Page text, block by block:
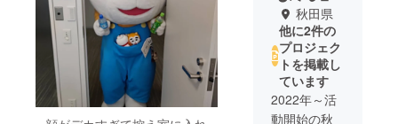
秋田県
他に2件の
プロジェク
トを掲載し
ています
2022年～活
動開始の秋